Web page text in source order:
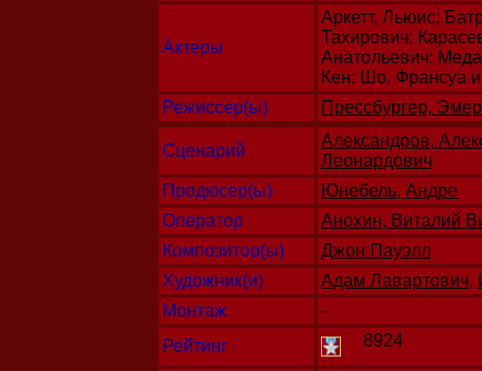
Актеры
Аркетт, Льюис;
Тахирович;
Анатольевич;
Кен; Шо, Франсуа и
Режиссер(ы)
Прессбургер,
Сценарий
Александров,
Леонардович
Продюсер(ы)
Юнебель, Андре
Оператор
Анохин, Виталий
Композитор(ы)
Джон Пауэлл
Художник(и)
Адам Лавартович,
Монтаж
-
Рейтинг
8924